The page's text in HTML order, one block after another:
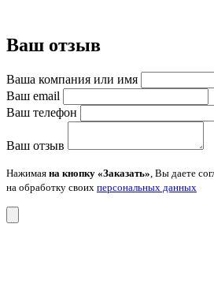
Ваш отзыв
Ваша компания или имя
Ваш email
Ваш телефон
Ваш отзыв
Нажимая на кнопку «Заказать» , Вы даете
на обработку своих персональных данных